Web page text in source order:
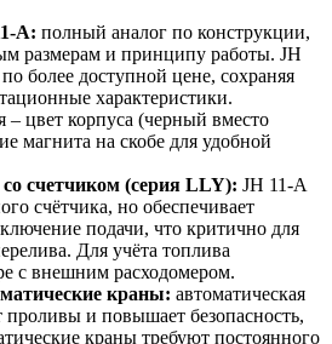
A: полный аналог по конструкции,
размерам и принципу работы. JH
по более доступной цене, сохраняя
характеристики.
цвет корпуса (черный вместо
магнита на скобе для удобной
счетчиком (серия LLY): JH 11-A
счётчика, но обеспечивает
подачи, что критично для
Для учёта топлива
с внешним расходомером.
краны: автоматическая
проливы и повышает безопасность,
краны требуют постоянного